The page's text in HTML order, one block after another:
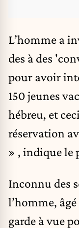
L’homme a
des à des
pour avoir
150 jeunes
hébreu, et
réservation
» , indique le
Inconnu des
l’homme,
garde à vue